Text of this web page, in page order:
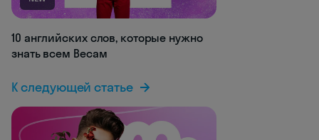
10 английских слов, которые нужно
знать всем Весам
К следующей статье